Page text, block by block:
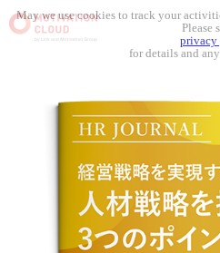
May we use cookies to track your
Please
for details and